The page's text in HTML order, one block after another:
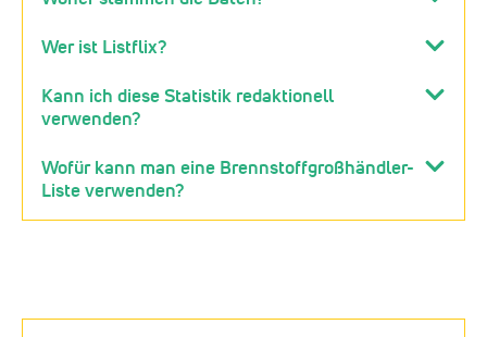
Wer ist Listflix?
Kann ich diese Statistik redaktionell
verwenden?
Wofür kann man eine Brennstoffgroßhändler-
Liste verwenden?